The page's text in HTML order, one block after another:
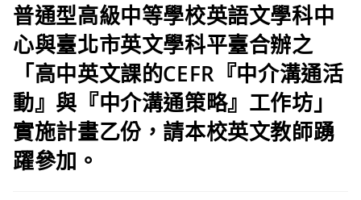
普通型高級中等學校英語文學科中
心與臺北市英文學科平臺合辦之
「高中英文課的CEFR『中介溝通活
動』與『中介溝通策略』工作坊」
實施計畫乙份，請本校英文教師踴
躍參加。